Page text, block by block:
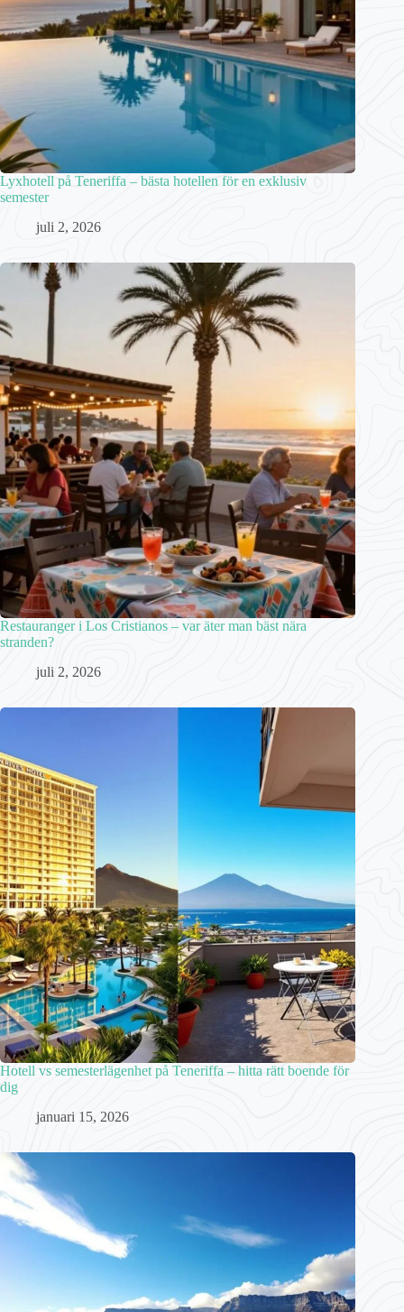
Lyxhotell på Teneriffa – bästa hotellen för en exklusiv
semester
juli 2, 2026
Restauranger i Los Cristianos – var äter man bäst nära
stranden?
juli 2, 2026
Hotell vs semesterlägenhet på Teneriffa – hitta rätt boende för
dig
januari 15, 2026